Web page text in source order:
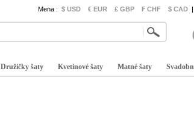
Mena : $ USD € EUR £ GBP ₣ CHF $ CAD |
Družičky šaty Kvetinové šaty Matné šaty